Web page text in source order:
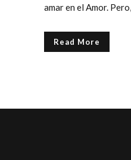
amar en el Amor.
Read More